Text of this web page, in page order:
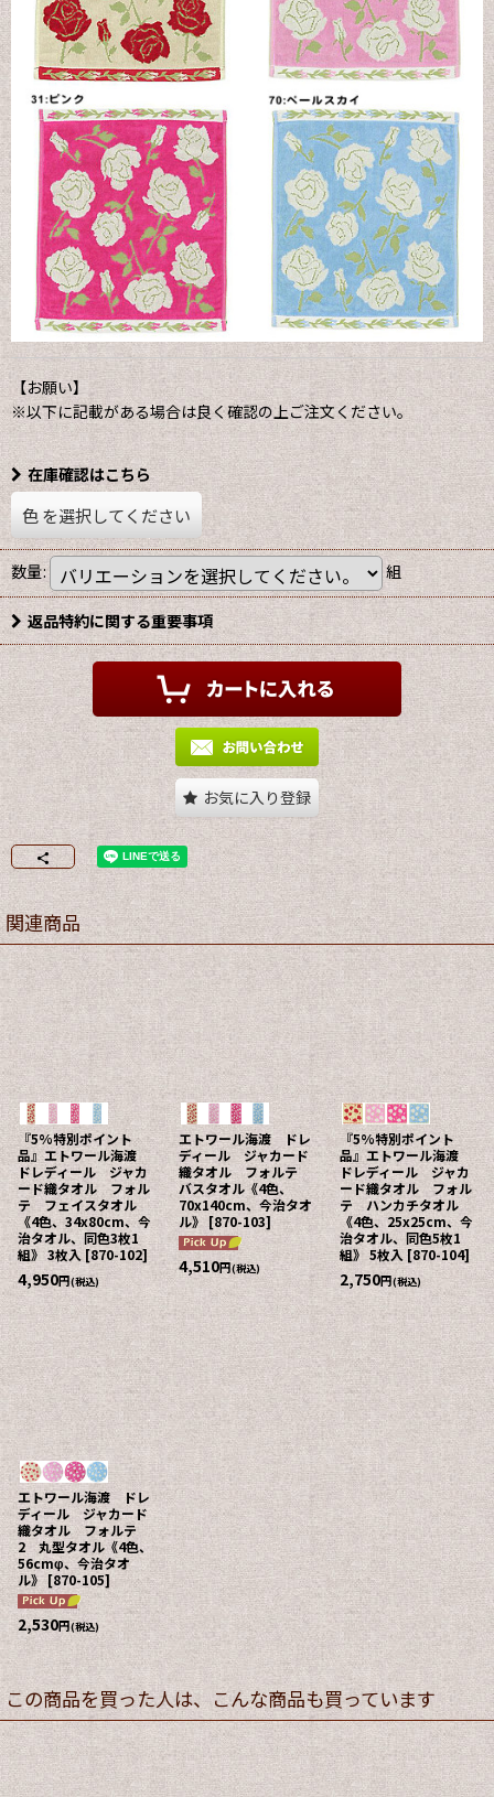
【お願い】
※以下に記載がある場合は良く確認の上ご注文ください。
在庫確認はこちら
色を選択してください
数量: 組
返品特約に関する重要事項
お気に入り登録
関連商品
『5%特別ポイント
品』エトワール海渡
ドレディール ジャカ
ード織タオル フォル
テ フェイスタオル
《4色、34x80cm、今
治タオル、同色3枚1
組》 3枚入 [870-102]
4,950円(税込)
エトワール海渡 ドレ
ディール ジャカード
織タオル フォルテ
バスタオル《4色、
70x140cm、今治タオ
ル》 [870-103]
4,510円(税込)
『5%特別ポイント
品』エトワール海渡
ドレディール ジャカ
ード織タオル フォル
テ ハンカチタオル
《4色、25x25cm、今
治タオル、同色5枚1
組》 5枚入 [870-104]
2,750円(税込)
エトワール海渡 ドレ
ディール ジャカード
織タオル フォルテ
2 丸型タオル《4色、
56cmφ、今治タオ
ル》 [870-105]
2,530円(税込)
この商品を買った人は、こんな商品も買っています